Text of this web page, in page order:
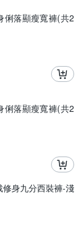
俐落顯瘦寬褲(共2
俐落顯瘦寬褲(共2
身九分西裝褲-淺